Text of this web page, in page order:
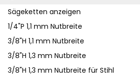
Sägeketten anzeigen
1/4"P 1,1 mm Nutbreite
3/8"H 1,1 mm Nutbreite
3/8"H 1,3 mm Nutbreite
3/8"H 1,3 mm Nutbreite für Stihl